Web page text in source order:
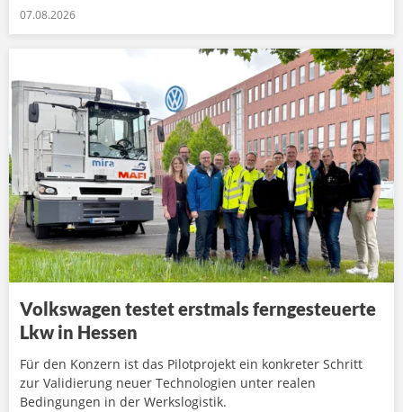
07.08.2026
Volkswagen testet erstmals ferngesteuerte
Lkw in Hessen
Für den Konzern ist das Pilotprojekt ein konkreter Schritt
zur Validierung neuer Technologien unter realen
Bedingungen in der Werkslogistik.